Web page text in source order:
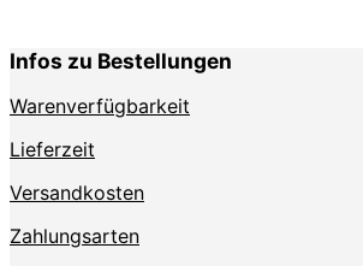
der
Produktseite
gewählt
Infos zu Bestellungen
Warenverfügbarkeit
Lieferzeit
Versandkosten
Zahlungsarten